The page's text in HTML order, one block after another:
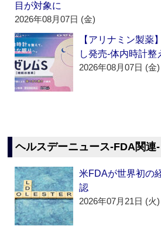
目が対象に
2026年08月07日 (金)
【アリナミン製薬
し発売‐体内時計
2026年08月07日 (金)
ヘルスデーニュース‐FDA関連‐
米FDAが世界初の
認
2026年07月21日 (火)